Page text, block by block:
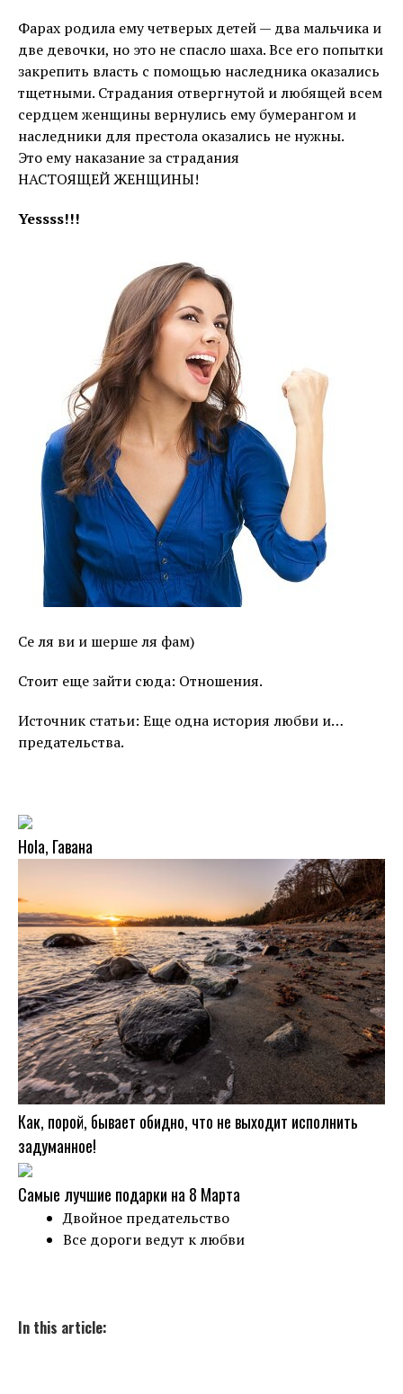
Фарах родила ему четверых детей — два мальчика и
две девочки, но это не спасло шаха. Все его попытки
закрепить власть с помощью наследника оказались
тщетными. Страдания отвергнутой и любящей всем
сердцем женщины вернулись ему бумерангом и
наследники для престола оказались не нужны.
Это ему наказание за страдания
НАСТОЯЩЕЙ ЖЕНЩИНЫ!
Yessss!!!
Се ля ви и шерше ля фам)
Стоит еще зайти сюда: Отношения.
Источник статьи: Еще одна история любви и…
предательства.
Hola, Гавана
Как, порой, бывает обидно, что не выходит исполнить
задуманное!
Самые лучшие подарки на 8 Марта
Двойное предательство
Все дороги ведут к любви
In this article: